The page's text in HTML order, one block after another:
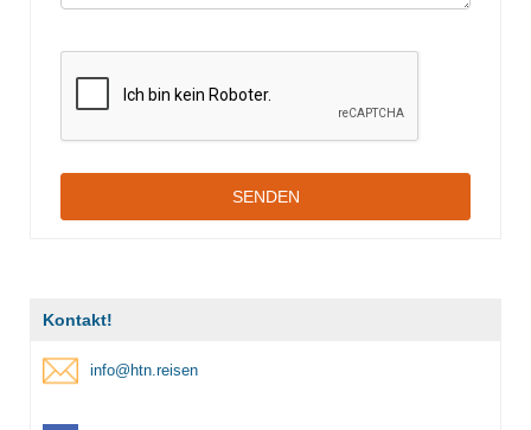
SENDEN
Kontakt!
info@htn.reisen